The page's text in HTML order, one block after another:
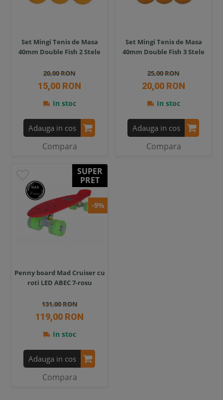
Set Mingi Tenis de Masa
40mm Double Fish 2 Stele
20,00 RON
15,00 RON
In stoc
Adauga in cos
Compara
Set Mingi Tenis de Masa
40mm Double Fish 3 Stele
25,00 RON
20,00 RON
In stoc
Adauga in cos
Compara
SUPER
PRET
-9%
Penny board Mad Cruiser cu
roti LED ABEC 7-rosu
131,00 RON
119,00 RON
In stoc
Adauga in cos
Compara